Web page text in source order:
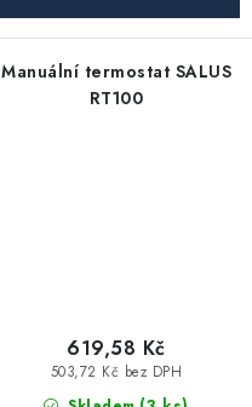
Manuální termostat SALUS
RT100
503,72 Kč bez DPH
619,58 Kč